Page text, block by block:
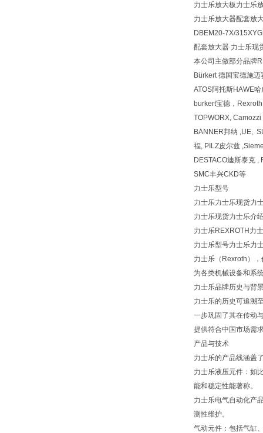
力士乐放大板力士乐
力士乐放大器配套放
DBEM20-7X/
配套放大器 力士乐现
本公司主做部分品牌
Bürkert 德国宝德施
ATOS阿托斯HAWE
burkert宝德，
TOPWORX,
BANNER邦纳 ,UE,
福, PILZ皮尔兹
DESTACO迪斯泰克
SMC丰兴CKD等
力士乐型号
力士乐力士乐现货力
力士乐现货力士乐介
力士乐REXROTH力
力士乐型号力士乐力
力士乐（Rexroth）
为各类机械设备和系
力士乐品牌历史与背
力士乐的历史可追溯
一步巩固了其在传动
提供符合中国市场需
产品与技术
力士乐的产品线涵盖
力士乐液压元件：如
能和稳定性能著称。
力士乐电气自动化产
测性维护。
气动元件：包括气缸